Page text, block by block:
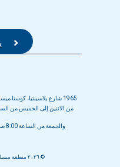
1965 شارع بلاسينتيا، كوستا ميسا، كاليفورنيا 92627
والجمعة من الساعة 8:00 صباحًا إلى 3:30 مساءً